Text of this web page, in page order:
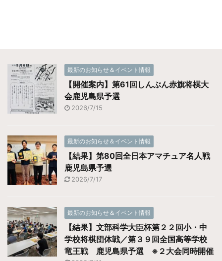
最新のお知らせ＆イベント情報
【開催案内】第61回しんぶん赤旗将棋大
会鹿児島県予選
2026/7/15
最新のお知らせ＆イベント情報
【結果】第80回全日本アマチュア名人戦
鹿児島県予選
2026/7/17
最新のお知らせ＆イベント情報
【結果】文部科学大臣杯第２２回小・中
学校将棋団体戦／第３９回全国高等学校
竜王戦 鹿児島県予選 ※２大会同時開催